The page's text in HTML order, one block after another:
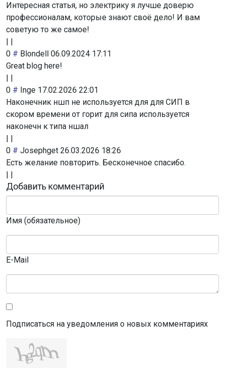
Интересная статья, но электрику я лучше доверю
профессионалам, которые знают своё дело! И вам
советую то же самое!
0 # Blondell
06.09.2024 17:11
Great blog here!
0 # Inge 17.02.2026 22:01
Наконечник ншп не используется для для СИП в
скором времени от горит для сипа используется
наконечн к типа ншал
0 # Josephget 26.03.2026 18:26
Есть желание повторить. Бесконечное спасибо.
Добавить комментарий
Имя (обязательное)
E-Mail
Подписаться на уведомления о новых комментариях